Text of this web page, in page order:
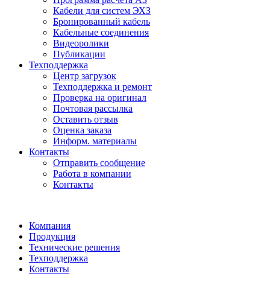
Кабели для систем ЭХЗ
Бронированный кабель
Кабельные соединения
Видеоролики
Публикации
Техподдержка
Центр загрузок
Техподдержка и ремонт
Проверка на оригинал
Почтовая рассылка
Оставить отзыв
Оценка заказа
Информ. материалы
Контакты
Отправить сообщение
Работа в компании
Контакты
Компания
Продукция
Технические решения
Техподдержка
Контакты